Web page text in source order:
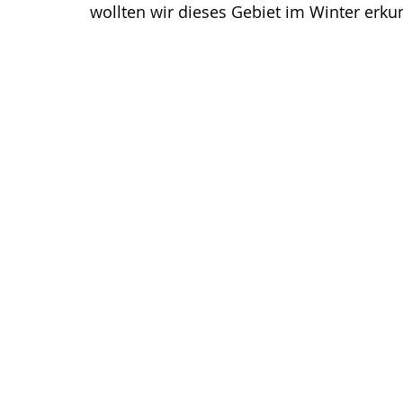
wollten wir dieses Gebiet im Winter